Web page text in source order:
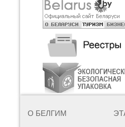
О БЕЛГИМ